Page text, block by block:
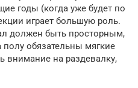
годы (когда уже будет по
играет большую роль.
должен быть просторным,
обязательны мягкие
внимание на раздевалку,